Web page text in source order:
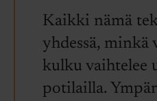
Kaikki nämä
yhdessä, minkä
kulku vaihtelee
potilailla.